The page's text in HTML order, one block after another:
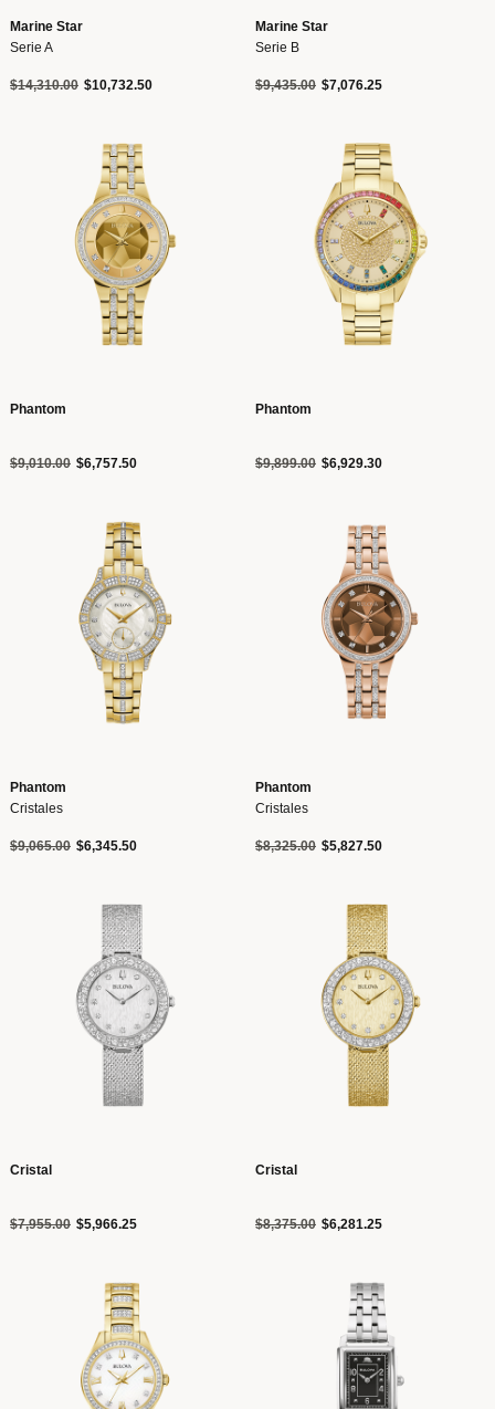
Marine Star
Serie A
Precio reducido de
$14,310.00a$10,732.50
Marine Star
Serie B
Precio reducido de
$9,435.00a$7,076.25
Phantom
Precio reducido de
$9,010.00a$6,757.50
Phantom
Precio reducido de
$9,899.00a$6,929.30
Phantom
Cristales
Precio reducido de
$9,065.00a$6,345.50
Phantom
Cristales
Precio reducido de
$8,325.00a$5,827.50
Cristal
Precio reducido de
$7,955.00a$5,966.25
Cristal
Precio reducido de
$8,375.00a$6,281.25